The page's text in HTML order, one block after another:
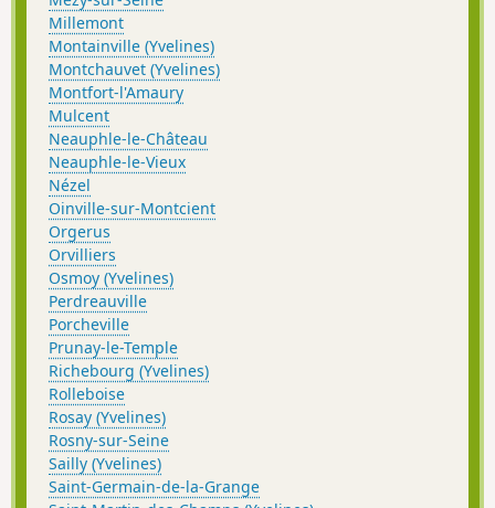
Millemont
Montainville (Yvelines)
Montchauvet (Yvelines)
Montfort-l'Amaury
Mulcent
Neauphle-le-Château
Neauphle-le-Vieux
Nézel
Oinville-sur-Montcient
Orgerus
Orvilliers
Osmoy (Yvelines)
Perdreauville
Porcheville
Prunay-le-Temple
Richebourg (Yvelines)
Rolleboise
Rosay (Yvelines)
Rosny-sur-Seine
Sailly (Yvelines)
Saint-Germain-de-la-Grange